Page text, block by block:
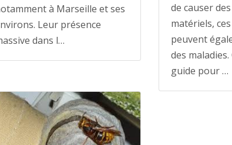
à Marseille et ses
Leur présence
dans l…
de causer
matériels,
peuvent
des
guide pour …